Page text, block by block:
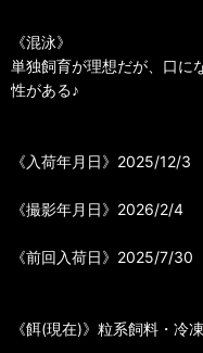
《混泳》
単独飼育が理想だが、口に
性がある♪
《入荷年月日》2025/12/3
《撮影年月日》2026/2/4
《前回入荷日》2025/7/30
《餌(現在)》粒系飼料・冷